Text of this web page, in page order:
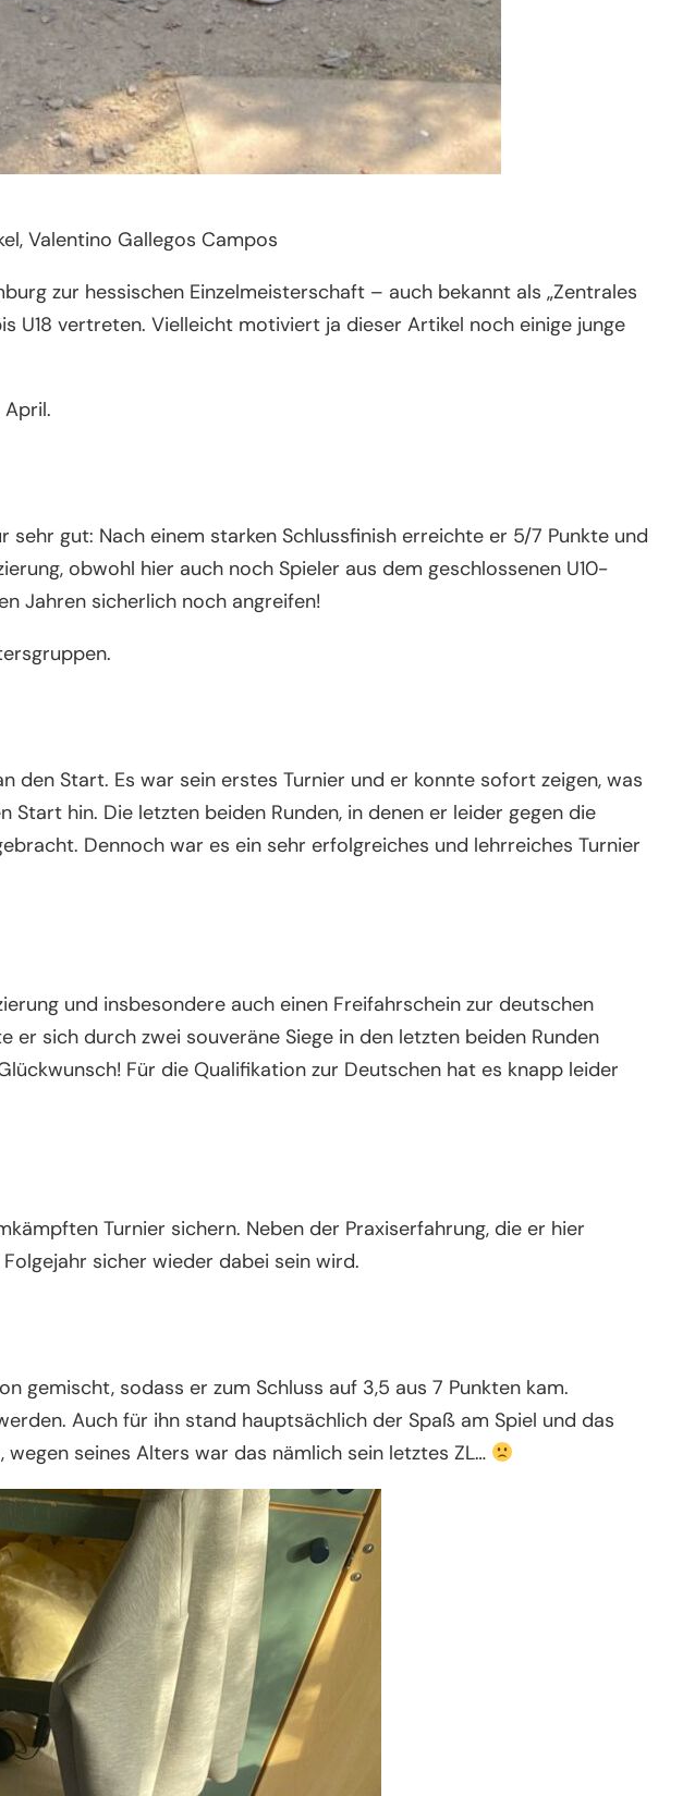
Valentino Gallegos Campos
zur hessischen Einzelmeisterschaft – auch bekannt als „Zentrales
U18 vertreten. Vielleicht motiviert ja dieser Artikel noch einige junge
gut: Nach einem starken Schlussfinish erreichte er 5/7 Punkte und
obwohl hier auch noch Spieler aus dem geschlossenen U10-
Jahren sicherlich noch angreifen!
den Start. Es war sein erstes Turnier und er konnte sofort zeigen, was
hin. Die letzten beiden Runden, in denen er leider gegen die
Dennoch war es ein sehr erfolgreiches und lehrreiches Turnier
und insbesondere auch einen Freifahrschein zur deutschen
sich durch zwei souveräne Siege in den letzten beiden Runden
Für die Qualifikation zur Deutschen hat es knapp leider
Turnier sichern. Neben der Praxiserfahrung, die er hier
sicher wieder dabei sein wird.
gemischt, sodass er zum Schluss auf 3,5 aus 7 Punkten kam.
Auch für ihn stand hauptsächlich der Spaß am Spiel und das
seines Alters war das nämlich sein letztes ZL…